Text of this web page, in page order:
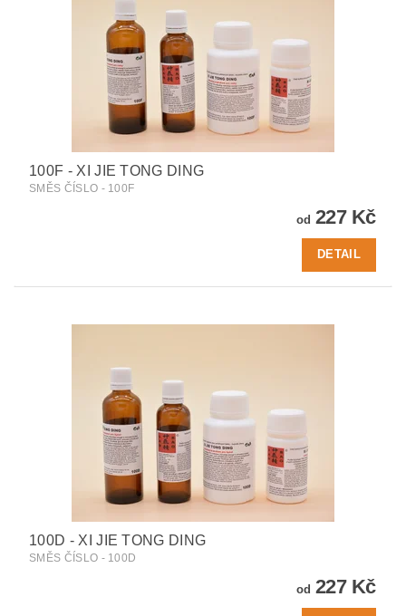
100F - XI JIE TONG DING
SMĚS ČÍSLO - 100F
od 227 Kč
DETAIL
100D - XI JIE TONG DING
SMĚS ČÍSLO - 100D
od 227 Kč